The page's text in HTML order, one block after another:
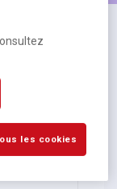
cm
les cookies